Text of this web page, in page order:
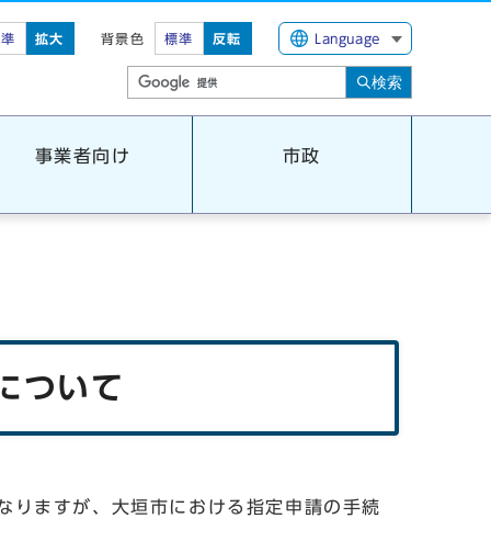
拡大 背景色 標準 反転 Language
検索
事業者向け 市政
ついて
ますが、大垣市における指定申請の手続